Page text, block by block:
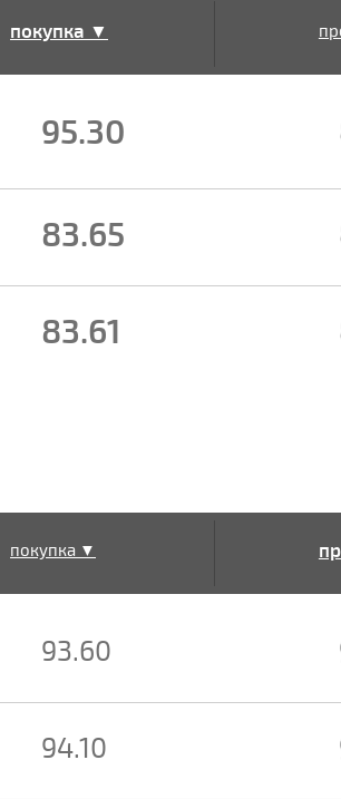
покупка ▼
95.30
83.65
83.61
покупка ▼
93.60
94.10